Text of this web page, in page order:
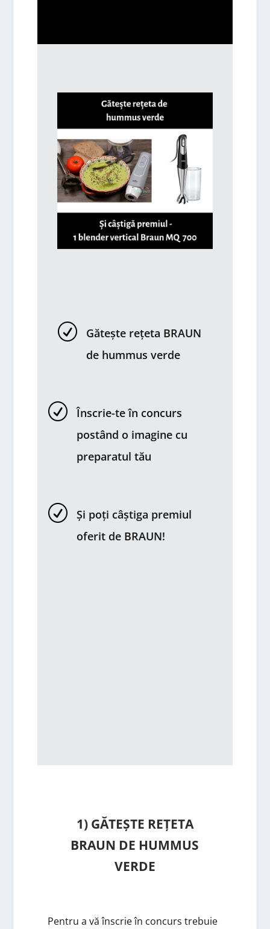
R
Gătește rețeta BRAUN
de hummus verde
R
Înscrie-te în concurs
postând o imagine cu
preparatul tău
R
Și poți câștiga premiul
oferit de BRAUN!
1) GĂTEȘTE REȚETA
BRAUN DE HUMMUS
VERDE
Pentru a vă înscrie în concurs trebuie